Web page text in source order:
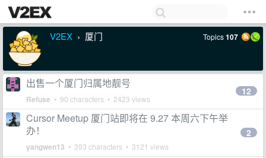
V2EX › 厦门 Topics107
出售一个厦门归属地靓号
Refuse • 90 characters • 2423 views
12
Cursor Meetup 厦门站即将在 9.27 本周六下午举
办！
yangwen13 • 393 characters • 3121 views
2